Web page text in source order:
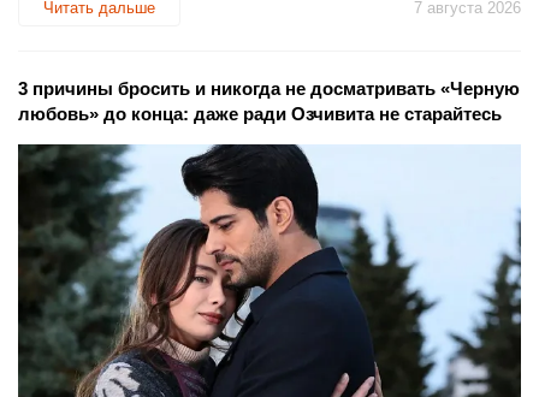
Читать дальше 7 августа 2026
3 причины бросить и никогда не досматривать «Черную
любовь» до конца: даже ради Озчивита не старайтесь